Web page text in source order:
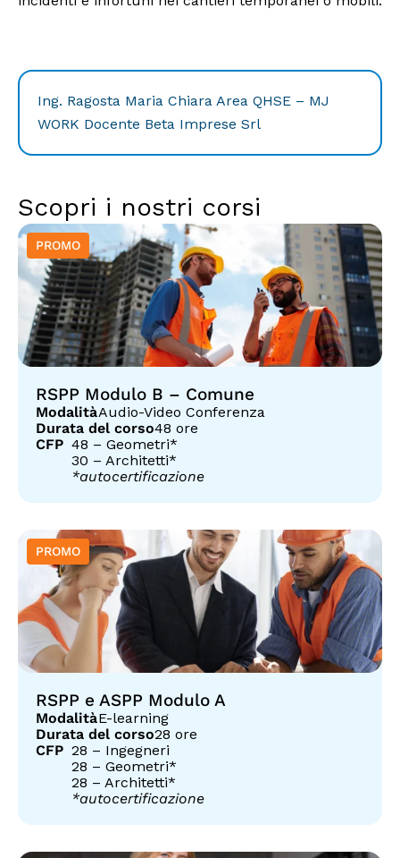
Ing. Ragosta Maria Chiara Area QHSE – MJ
WORK Docente Beta Imprese Srl
Scopri i nostri corsi
RSPP Modulo B – Comune
ModalitàAudio-Video Conferenza
Durata del corso48 ore
CFP 48 – Geometri*
30 – Architetti*
*autocertificazione
RSPP e ASPP Modulo A
ModalitàE-learning
Durata del corso28 ore
CFP 28 – Ingegneri
28 – Geometri*
28 – Architetti*
*autocertificazione